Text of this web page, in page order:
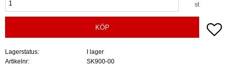
st
KÖP
Lagerstatus
I lager
Artikelnr
SK900-00